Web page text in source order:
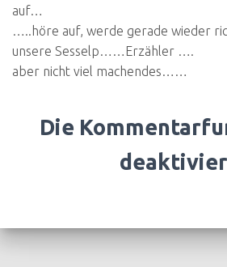
auf…
…..höre auf, werde gerade wieder
unsere Sesselp……Erzähler ….
aber nicht viel machendes……
Die